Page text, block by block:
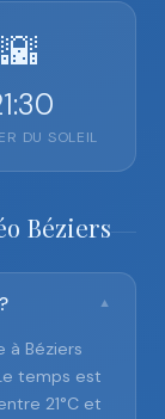
🌇
DU SOLEIL
Béziers
▼
à Béziers
temps est
21°C et